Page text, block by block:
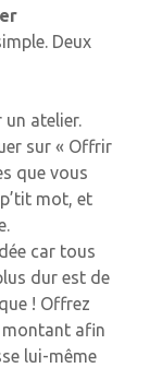
Deux
atelier.
sur « Offrir
que vous
mot, et
car tous
dur est de
! Offrez
montant afin
lui-même